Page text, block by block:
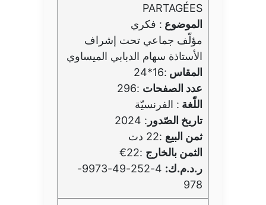
PARTAGÉES
الموضوع : فكري
مؤلّف جماعي تحت إشراف
الأستاذة سهام الدبابي الميساوي
المقاس :16*24
عدد الصفحات :296
اللّغة : الفرنسيّة
تاريخ الصّدور : 2024
ثمن البيع :22 دت
الثمن بالخارج :22€
ر.د.م.ك:
4-252-49-9973-
978